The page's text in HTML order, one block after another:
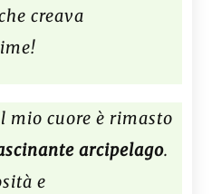
creava
mio cuore è rimasto
arcipelago.
e